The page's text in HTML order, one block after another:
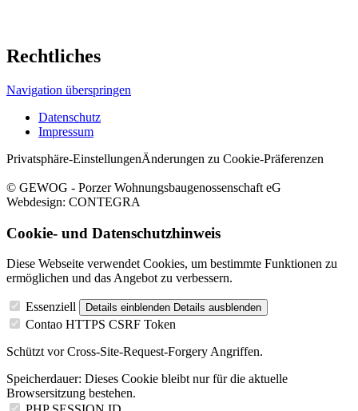
Rechtliches
Navigation überspringen
Datenschutz
Impressum
Privatsphäre-EinstellungenÄnderungen zu Cookie-Präferenzen
© GEWOG - Porzer Wohnungsbaugenossenschaft eG
Webdesign: CONTEGRA
Cookie- und Datenschutzhinweis
Diese Webseite verwendet Cookies, um bestimmte Funktionen zu
ermöglichen und das Angebot zu verbessern.
Essenziell Details einblenden Details ausblenden
Contao HTTPS CSRF Token
Schützt vor Cross-Site-Request-Forgery Angriffen.
Speicherdauer: Dieses Cookie bleibt nur für die aktuelle
Browsersitzung bestehen.